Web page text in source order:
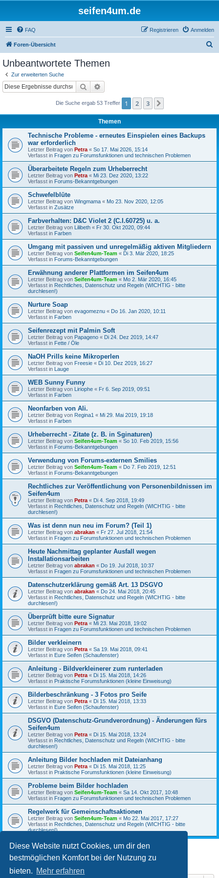
Diese Website nutzt Cookies, um dir den
bestmöglichen Komfort bei der Nutzung zu
bieten. Mehr erfahren
seifen4um.de
FAQ Anmelden
Registrieren
Foren-Übersicht
Unbeantwortete Themen
Zur erweiterten Suche
Suche
Die Suche ergab 53 Treffer 1 2 3
Themen
Technische Probleme - erneutes Einspielen eines Backups
war erforderlich
Letzter Beitrag von Petra « So 17. Mai 2026, 15:14
Verfasst in Fragen zu Forumsfunktionen und technischen Problemen
Überarbeitete Regeln zum Urheberrecht
Letzter Beitrag von Petra « Mi 23. Dez 2020, 13:22
Verfasst in Forums-Bekanntgebungen
Schwefelblüte
Letzter Beitrag von Wingmama « Mo 23. Nov 2020, 12:05
Verfasst in Zusätze
Farbverhalten: D&C Violet 2 (C.I.60725) u. a.
Letzter Beitrag von Lilibeth « Fr 30. Okt 2020, 09:44
Verfasst in Farben
Umgang mit passiven und unregelmäßig aktiven Mitgliedern
Letzter Beitrag von Seifen4um-Team « Di 3. Mär 2020, 18:25
Verfasst in Forums-Bekanntgebungen
Erwähnung anderer Plattformen im Seifen4um
Letzter Beitrag von Seifen4um-Team « Mo 2. Mär 2020, 16:45
Verfasst in Rechtliches, Datenschutz und Regeln (WICHTIG - bitte
durchlesen!)
Nurture Soap
Letzter Beitrag von evagomeznu « Do 16. Jan 2020, 10:11
Verfasst in Farben
Seifenrezept mit Palmin Soft
Letzter Beitrag von Papageno « Di 24. Dez 2019, 14:47
Verfasst in Fette / Öle
NaOH Prills keine Mikroperlen
Letzter Beitrag von Freesie « Di 10. Dez 2019, 16:27
Verfasst in Lauge
WEB Sunny Funny
Letzter Beitrag von Liriophe « Fr 6. Sep 2019, 09:51
Verfasst in Farben
Neonfarben von Ali.
Letzter Beitrag von Regina1 « Mi 29. Mai 2019, 19:18
Verfasst in Farben
Urheberrecht - Zitate (z. B. in Sginaturen)
Letzter Beitrag von Seifen4um-Team « So 10. Feb 2019, 15:56
Verfasst in Forums-Bekanntgebungen
Verwendung von Forums-externen Smilies
Letzter Beitrag von Seifen4um-Team « Do 7. Feb 2019, 12:51
Verfasst in Forums-Bekanntgebungen
Rechtliches zur Veröffentlichung von Personenbildnissen im
Seifen4um
Letzter Beitrag von Petra « Di 4. Sep 2018, 19:49
Verfasst in Rechtliches, Datenschutz und Regeln (WICHTIG - bitte
durchlesen!)
Was ist denn nun neu im Forum? (Teil 1)
Letzter Beitrag von abrakan « Fr 27. Jul 2018, 21:54
Verfasst in Fragen zu Forumsfunktionen und technischen Problemen
Heute Nachmittag geplanter Ausfall wegen
Installationsarbeiten
Letzter Beitrag von abrakan « Do 19. Jul 2018, 10:37
Verfasst in Fragen zu Forumsfunktionen und technischen Problemen
Datenschutzerklärung gemäß Art. 13 DSGVO
Letzter Beitrag von abrakan « Do 24. Mai 2018, 20:45
Verfasst in Rechtliches, Datenschutz und Regeln (WICHTIG - bitte
durchlesen!)
Überprüft bitte eure Signatur
Letzter Beitrag von Petra « Mi 23. Mai 2018, 19:02
Verfasst in Fragen zu Forumsfunktionen und technischen Problemen
Bilder verkleinern
Letzter Beitrag von Petra « Sa 19. Mai 2018, 09:41
Verfasst in Eure Seifen (Schaufenster)
Anleitung - Bildverkleinerer zum runterladen
Letzter Beitrag von Petra « Di 15. Mai 2018, 14:26
Verfasst in Praktische Forumsfunktionen (kleine Einweisung)
Bilderbeschränkung - 3 Fotos pro Seife
Letzter Beitrag von Petra « Di 15. Mai 2018, 13:33
Verfasst in Eure Seifen (Schaufenster)
DSGVO (Datenschutz-Grundverordnung) - Änderungen fürs
Seifen4um
Letzter Beitrag von Petra « Di 15. Mai 2018, 13:24
Verfasst in Rechtliches, Datenschutz und Regeln (WICHTIG - bitte
durchlesen!)
Anleitung Bilder hochladen mit Dateianhang
Letzter Beitrag von Petra « Di 15. Mai 2018, 11:25
Verfasst in Praktische Forumsfunktionen (kleine Einweisung)
Probleme beim Bilder hochladen
Letzter Beitrag von Seifen4um-Team « Sa 14. Okt 2017, 10:48
Verfasst in Fragen zu Forumsfunktionen und technischen Problemen
Regelwerk für Gemeinschaftsaktionen
Letzter Beitrag von Seifen4um-Team « Mo 22. Mai 2017, 17:27
Verfasst in Rechtliches, Datenschutz und Regeln (WICHTIG - bitte
durchlesen!)
Die Suche ergab 53 Treffer 1 2 3